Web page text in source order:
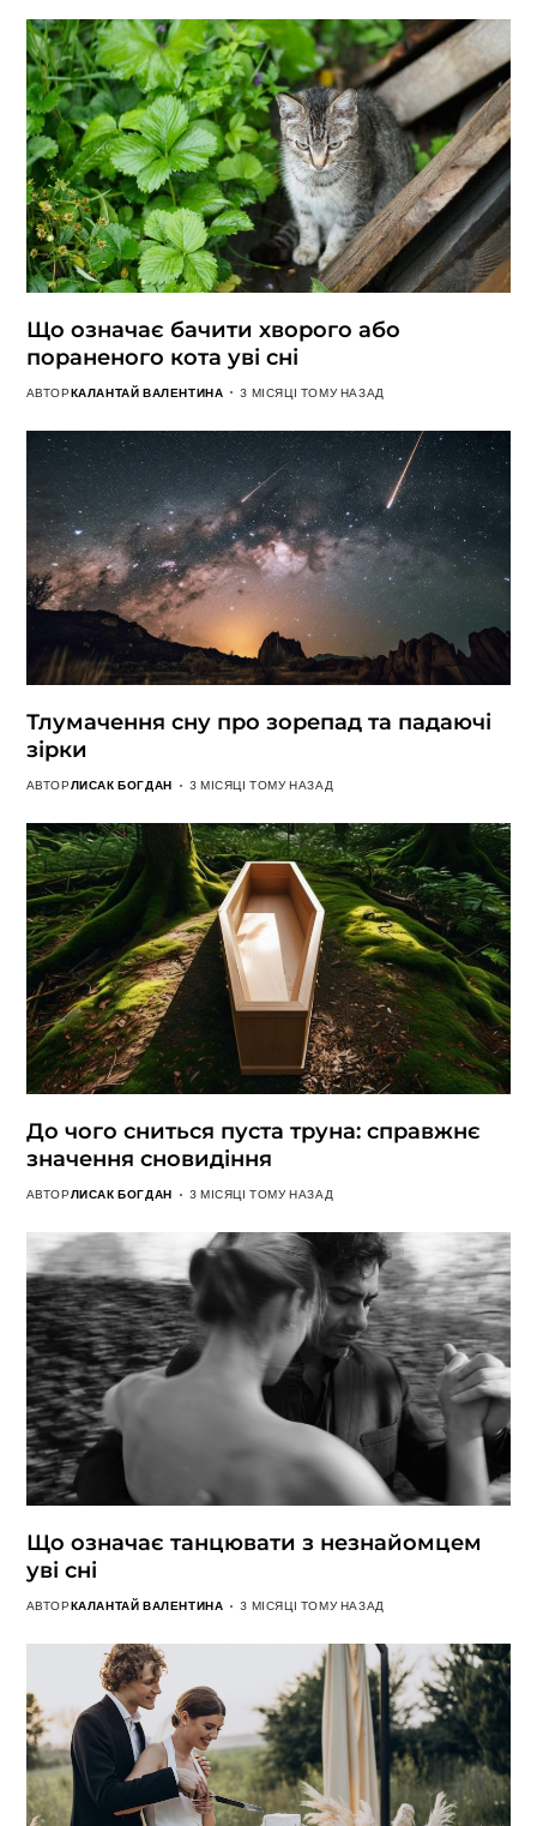
Що означає бачити хворого або
пораненого кота уві сні
АВТОРКАЛАНТАЙ ВАЛЕНТИНА 3 МІСЯЦІ ТОМУ НАЗАД
Тлумачення сну про зорепад та падаючі
зірки
АВТОРЛИСАК БОГДАН 3 МІСЯЦІ ТОМУ НАЗАД
До чого сниться пуста труна: справжнє
значення сновидіння
АВТОРЛИСАК БОГДАН 3 МІСЯЦІ ТОМУ НАЗАД
Що означає танцювати з незнайомцем
уві сні
АВТОРКАЛАНТАЙ ВАЛЕНТИНА 3 МІСЯЦІ ТОМУ НАЗАД